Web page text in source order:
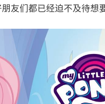
友们都已经迫不及待想